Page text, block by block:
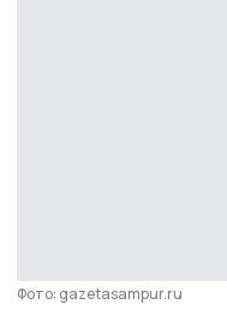
Фото: gazetasampur.ru